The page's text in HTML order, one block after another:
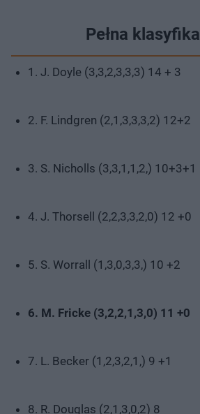
Pełna
1. J. Doyle (3,3,2,3,3,3) 14 + 3
2. F. Lindgren (2,1,3,3,3,2) 12+2
3. S. Nicholls (3,3,1,1,2,) 10+3+1
4. J. Thorsell (2,2,3,3,2,0) 12 +0
5. S. Worrall (1,3,0,3,3,) 10 +2
6. M. Fricke (3,2,2,1,3,0) 11 +0
7. L. Becker (1,2,3,2,1,) 9 +1
8. R. Douglas (2,1,3,0,2) 8